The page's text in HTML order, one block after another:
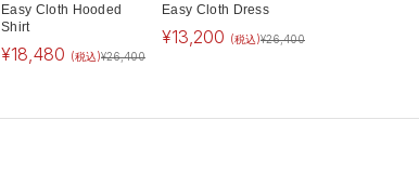
Easy Cloth Hooded
Shirt
¥18,480 (税込)¥26,400
Easy Cloth Dress
¥13,200 (税込)¥26,400